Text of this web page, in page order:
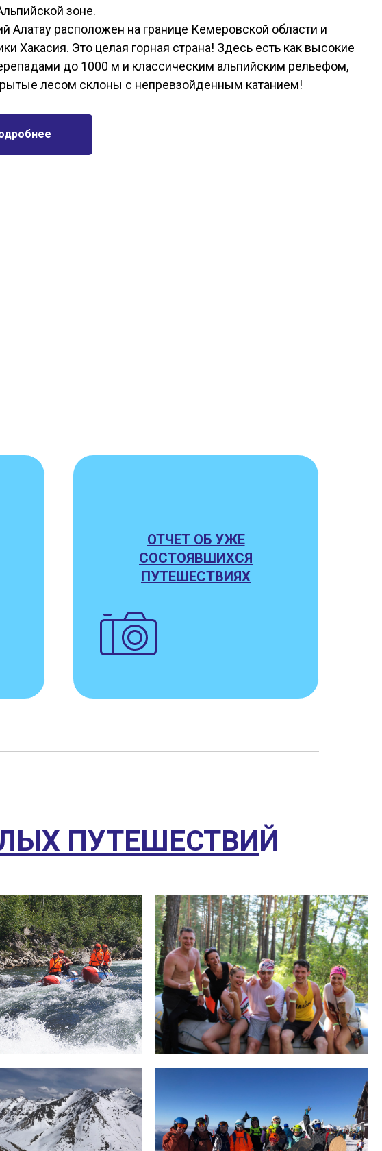
зоне.
Алатау расположен на границе Кемеровской области и
Хакасия. Это целая горная страна! Здесь есть как высокие
до 1000 м и классическим альпийским рельефом,
лесом склоны с непревзойденным катанием!
ОТЧЕТ ОБ УЖЕ
СОСТОЯВШИХСЯ
ПУТЕШЕСТВИЯХ
ПУТЕШЕСТВИЙ